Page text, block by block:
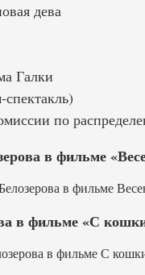
дева
Галки
по
в фильме
в фильме «С